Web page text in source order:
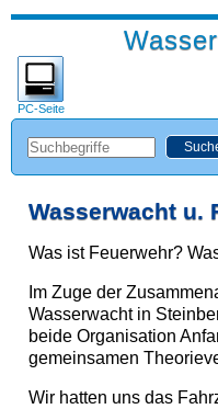
PC-Seite
Wasserwacht u.
Was ist Feuerwehr?
Im Zuge der
Wasserwacht in
beide Organisation
gemeinsamen
Wir hatten uns das